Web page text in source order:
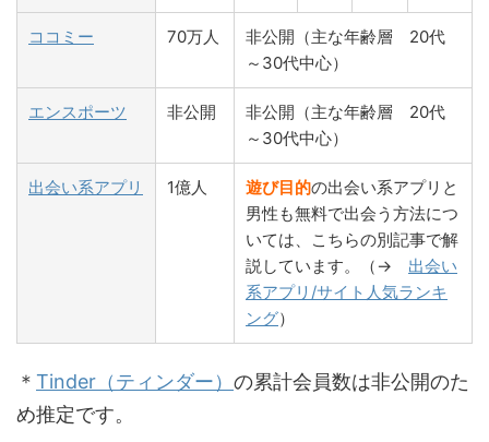
ココミー 70万人
非公開（主な年齢層 20代
～30代中心）
エンスポーツ 非公開
非公開（主な年齢層 20代
～30代中心）
出会い系アプリ 1億人 遊び目的の出会い系アプリと
男性も無料で出会う方法につ
いては、こちらの別記事で解
説しています。（→ 出会い
系アプリ/サイト人気ランキ
ング）
＊ Tinder（ティンダー） の累計会員数は非公開のた
め推定です。